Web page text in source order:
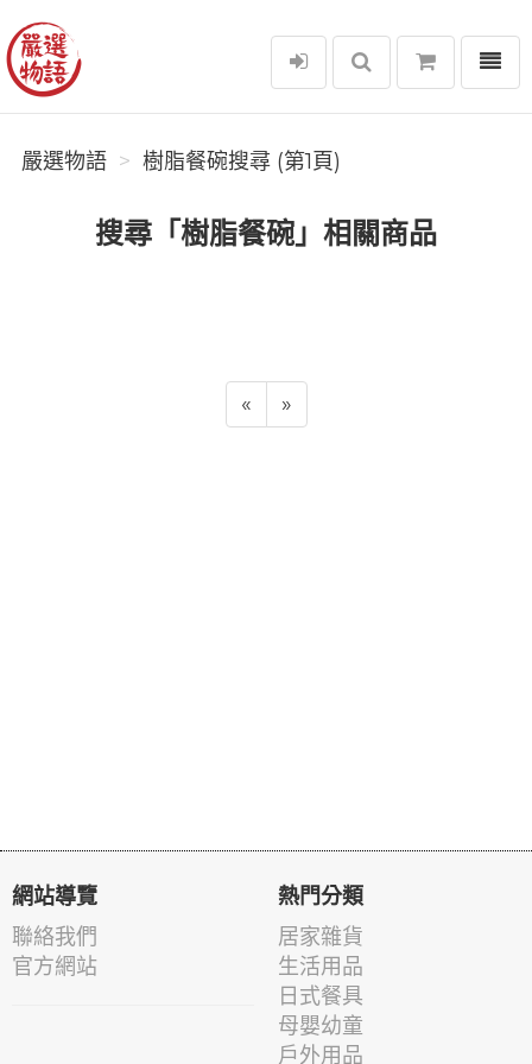
嚴選物語
選單
嚴選物語 樹脂餐碗搜尋 (第1頁)
搜尋「樹脂餐碗」相關商品
« »
網站導覽
聯絡我們
官方網站
熱門分類
居家雜貨
生活用品
日式餐具
母嬰幼童
戶外用品